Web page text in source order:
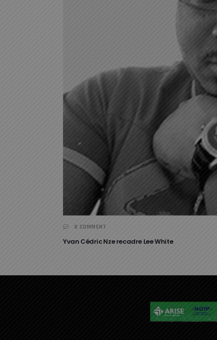
0 COMMENT
Yvan Cédric Nze recadre Lee White